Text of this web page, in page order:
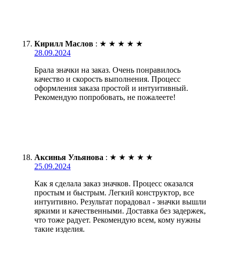
Кирилл Маслов : ★ ★ ★ ★ ★
28.09.2024
Брала значки на заказ. Очень понравилось
качество и скорость выполнения. Процесс
оформления заказа простой и интуитивный.
Рекомендую попробовать, не пожалеете!
Аксинья Ульянова : ★ ★ ★ ★ ★
25.09.2024
Как я сделала заказ значков. Процесс оказался
простым и быстрым. Легкий конструктор, все
интуитивно. Результат порадовал - значки вышли
яркими и качественными. Доставка без задержек,
что тоже радует. Рекомендую всем, кому нужны
такие изделия.